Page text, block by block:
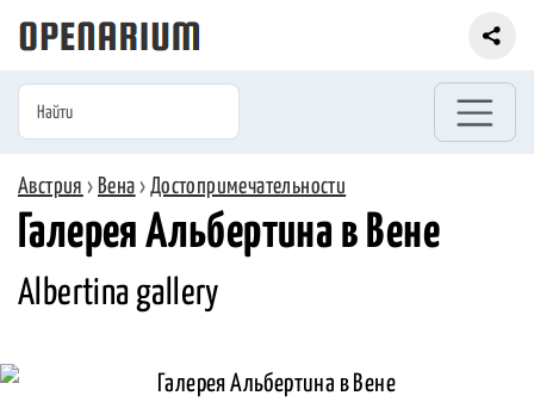
Австрия › Вена › Достопримечательности
Галерея Альбертина в Вене
Albertina gallery